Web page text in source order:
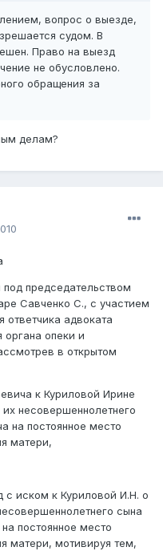
вопрос о выезде,
судом. В
Право на выезд
не обусловлено.
обращения за
делам?
председательством
Савченко С., с участием
ответчика адвоката
опеки и
в открытом
к Куриловой Ирине
несовершеннолетнего
на постоянное место
матери,
с иском к Куриловой И.Н. о
сына
постоянное место
матери, мотивируя тем,